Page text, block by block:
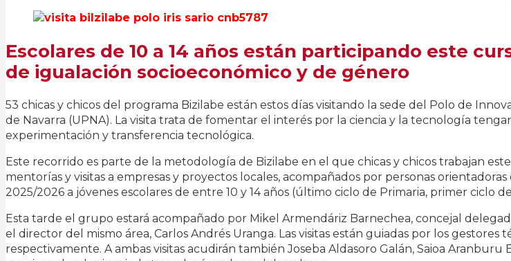
Escolares de 10 a 14 años están participando este
de igualación socioeconómico y de género
53 chicas y chicos del programa Bizilabe están estos días visitando la sede del Polo de
de Navarra (UPNA). La visita trata de fomentar el interés por la ciencia y la tecnología
experimentación y transferencia tecnológica.
Este recorrido es parte de la metodología de Bizilabe en el que chicas y chicos trabajan
mentorías y visitas a empresas y proyectos locales, acompañados por personas
2025/2026 a jóvenes escolares de entre 10 y 14 años (último ciclo de Primaria, primer ciclo
Esta tarde el grupo estará acompañado por Mikel Armendáriz Barnechea, concejal
el director del mismo área, Carlos Andrés Uranga. Las visitas están guiadas por los
respectivamente. A ambas visitas acudirán también Joseba Aldasoro Galán, Saioa